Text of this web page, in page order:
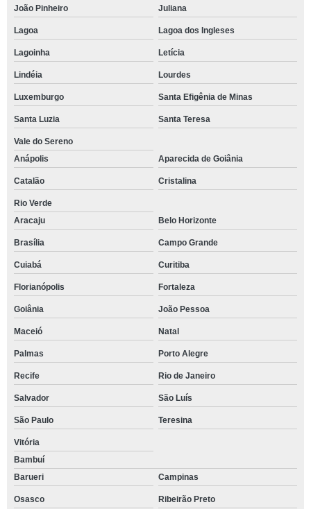
João Pinheiro Juliana
Lagoa Lagoa dos Ingleses
Lagoinha Letícia
Lindéia Lourdes
Luxemburgo Santa Efigênia de Minas
Santa Luzia Santa Teresa
Vale do Sereno
Anápolis
Aparecida de Goiânia
Catalão Cristalina
Rio Verde
Aracaju
Belo Horizonte
Brasília Campo Grande
Cuiabá Curitiba
Florianópolis Fortaleza
Goiânia João Pessoa
Maceió Natal
Palmas Porto Alegre
Recife Rio de Janeiro
Salvador São Luís
São Paulo Teresina
Vitória
Bambuí
Barueri
Campinas
Osasco Ribeirão Preto